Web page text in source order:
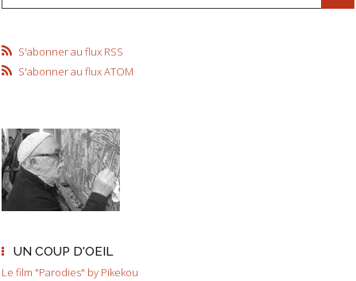
S'abonner au flux RSS
S'abonner au flux ATOM
UN COUP D'OEIL
Le film "Parodies" by Pikekou